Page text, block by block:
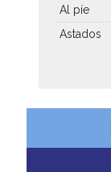
Al píe
Astados